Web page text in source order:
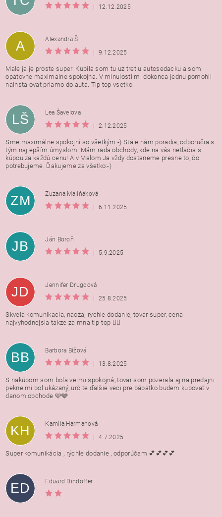
| 12.12.2025
A
Alexandra Š.
|
9.12.2025
Male ja je proste super. Kupila som tu uz tretiu autosedacku a som
opatovne maximalne spokojna. V minulosti mi dokonca jednu pomohli
nainstalovat priamo do auta. Tip top vsetko.
LŠ
Lea Šavelova
|
2.12.2025
Sme maximálne spokojní so všetkým:-) Stále nám poradia, odporučia s
tým najlepším úmyslom. Mám rada obchody, kde na vás netlačia s
kúpou za každú cenu! A v Malom Ja vždy dostaneme presne to, čo
potrebujeme. Ďakujeme za všetko:-)
ZM
Zuzana Maliňáková
|
6.11.2025
JB
Ján Boroň
|
5.9.2025
JD
Jennifer Drugdová
|
25.8.2025
Skvela komunikacia, naozaj rychle dodanie, tovar super, cena
najvyhodnejsia takze za mna tip-top 👍🏻
BB
Barbora Bížová
|
13.8.2025
S nakúpom som bola veľmi spokojná, tovar som pozerala aj na predajni
pekne mi bol ukázaný, určite ďalšie veci pre bábätko budem kupovať v
danom obchode 🩵🩶
KH
Kamila Harmanovà
|
4.7.2025
Super komunikácia , rýchle dodanie , odporúčam 💕💕💕💕
ED Eduard Dindoffer